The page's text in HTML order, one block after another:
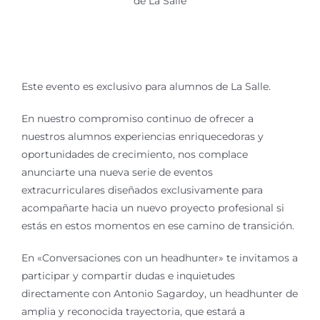
Este evento es exclusivo para alumnos de La Salle.
En nuestro compromiso continuo de ofrecer a
nuestros alumnos experiencias enriquecedoras y
oportunidades de crecimiento, nos complace
anunciarte una nueva serie de eventos
extracurriculares diseñados exclusivamente para
acompañarte hacia un nuevo proyecto profesional si
estás en estos momentos en ese camino de transición.
En «Conversaciones con un headhunter» te invitamos a
participar y compartir dudas e inquietudes
directamente con Antonio Sagardoy, un headhunter de
amplia y reconocida trayectoria, que estará a